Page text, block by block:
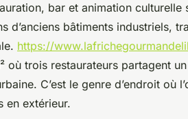
bar et animation culturelle
d’anciens bâtiments industriels,
https://
où trois restaurateurs partagent
C’est le genre d’endroit où
en extérieur.